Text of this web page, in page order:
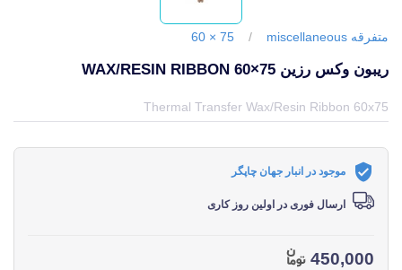
متفرقه miscellaneous /
75 × 60
ریبون وکس رزین WAX/RESIN RIBBON 60×75
Thermal Transfer Wax/Resin Ribbon 60x75
موجود در انبار جهان چاپگر
ارسال فوری در اولین روز کاری
450,000